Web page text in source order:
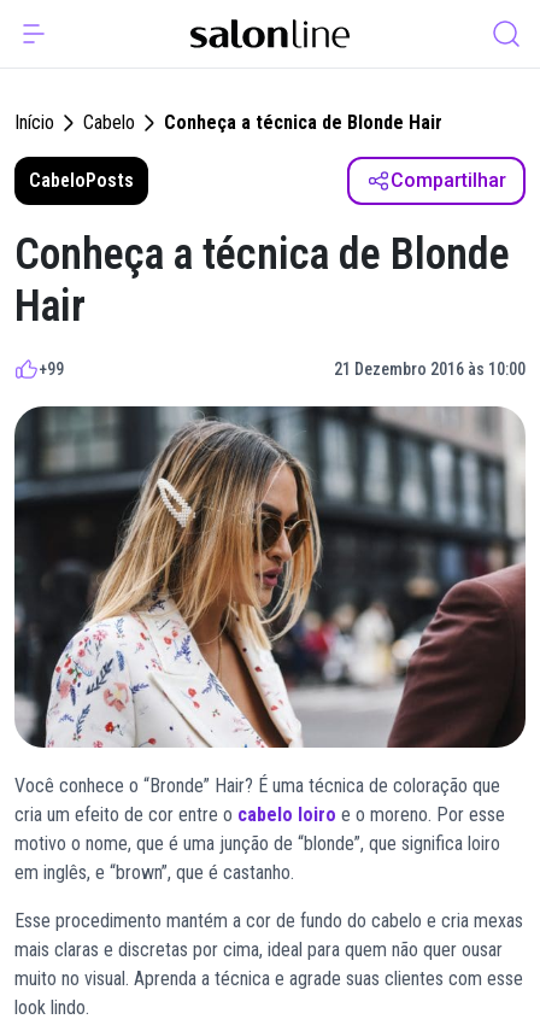
Início Cabelo Conheça a técnica de Blonde Hair
CabeloPosts Compartilhar
Conheça a técnica de Blonde
Hair
+99 21 Dezembro 2016 às 10:00
Você conhece o “Bronde” Hair? É uma técnica de coloração que
cria um efeito de cor entre o cabelo loiro e o moreno. Por esse
motivo o nome, que é uma junção de “blonde”, que significa loiro
em inglês, e “brown”, que é castanho.
Esse procedimento mantém a cor de fundo do cabelo e cria mexas
mais claras e discretas por cima, ideal para quem não quer ousar
muito no visual. Aprenda a técnica e agrade suas clientes com esse
look lindo.